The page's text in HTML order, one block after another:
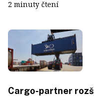
2 minuty čtení
Cargo-partner